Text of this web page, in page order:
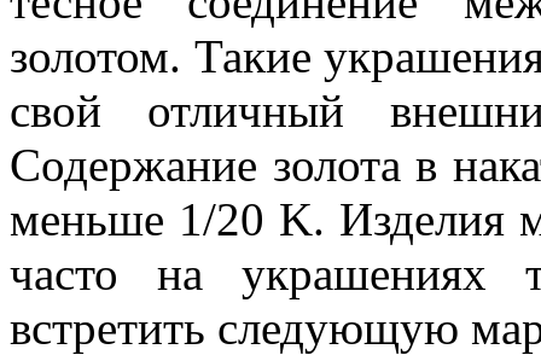
золотом. Такие
свой отличный
Содержание золота в
меньше 1/20 K. Изделия
часто на украшениях
встретить следующую